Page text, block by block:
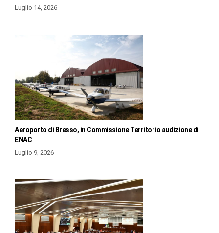
Luglio 14, 2026
Aeroporto di Bresso, in Commissione Territorio audizione di
ENAC
Luglio 9, 2026